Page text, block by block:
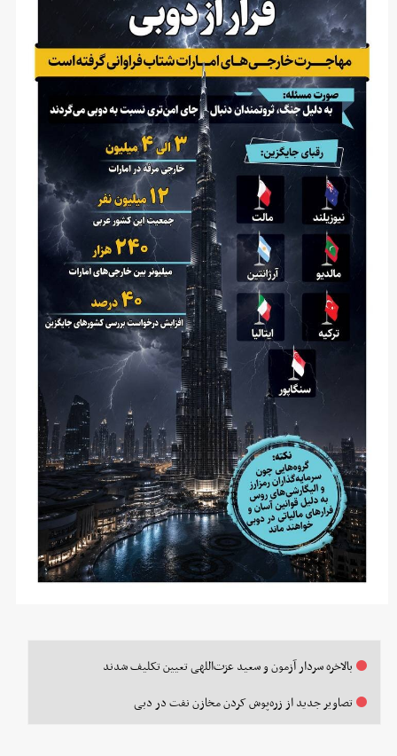
بالاخره سردار آزمون و سعید عزت‌اللهی تعیین تکلیف شدند
تصاویر جدید از زره‌پوش کردن مخازن نفت در دبی